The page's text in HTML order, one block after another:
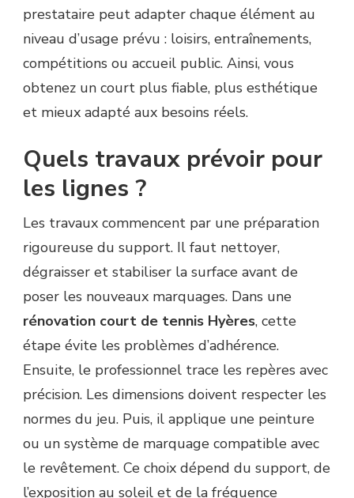
prestataire peut adapter chaque élément au
niveau d’usage prévu : loisirs, entraînements,
compétitions ou accueil public. Ainsi, vous
obtenez un court plus fiable, plus esthétique
et mieux adapté aux besoins réels.
Quels travaux prévoir pour
les lignes ?
Les travaux commencent par une préparation
rigoureuse du support. Il faut nettoyer,
dégraisser et stabiliser la surface avant de
poser les nouveaux marquages. Dans une
rénovation court de tennis Hyères, cette
étape évite les problèmes d’adhérence.
Ensuite, le professionnel trace les repères avec
précision. Les dimensions doivent respecter les
normes du jeu. Puis, il applique une peinture
ou un système de marquage compatible avec
le revêtement. Ce choix dépend du support, de
l’exposition au soleil et de la fréquence